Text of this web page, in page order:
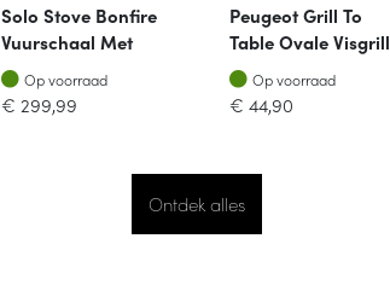
Solo Stove Bonfire
Vuurschaal Met
Staander D49,5cm
Gunmetal
Op voorraad
Op voorraad
€ 299,99
Peugeot Grill To
Table Ovale Visgrill
41cm Zwart
Op voorraad
Op voorraad
€ 44,90
Ontdek alles